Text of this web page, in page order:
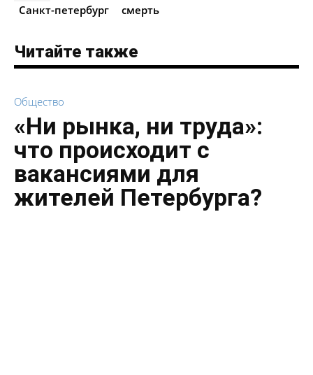
Санкт-петербург
смерть
Читайте также
Общество
«Ни рынка, ни труда»:
что происходит с
вакансиями для
жителей Петербурга?